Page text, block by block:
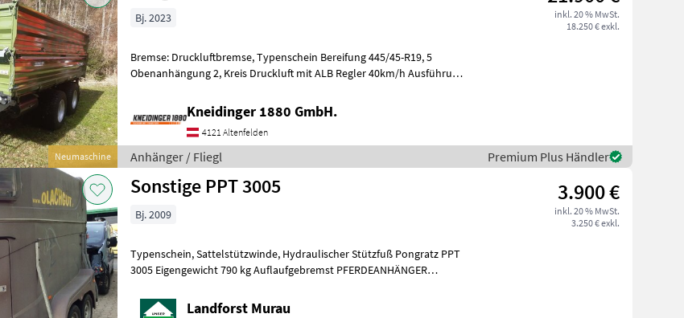
Neumaschine
inkl. 20 % MwSt.
18.250 € exkl.
Bj. 2023
Bremse: Druckluftbremse, Typenschein Bereifung 445/45-R19, 5
Obenanhängung 2, Kreis Druckluft mit ALB Regler 40km/h Ausführung
Kneidinger 1880 GmbH.
4121 Altenfelden
Anhänger / Fliegl Premium Plus Händler
Sonstige PPT 3005 3.900 €
inkl. 20 % MwSt.
3.250 € exkl.
Bj. 2009
Typenschein, Sattelstützwinde, Hydraulischer Stützfuß Pongratz PPT
3005 Eigengewicht 790 kg Auflaufgebremst PFERDEANHÄNGER
Landforst Murau